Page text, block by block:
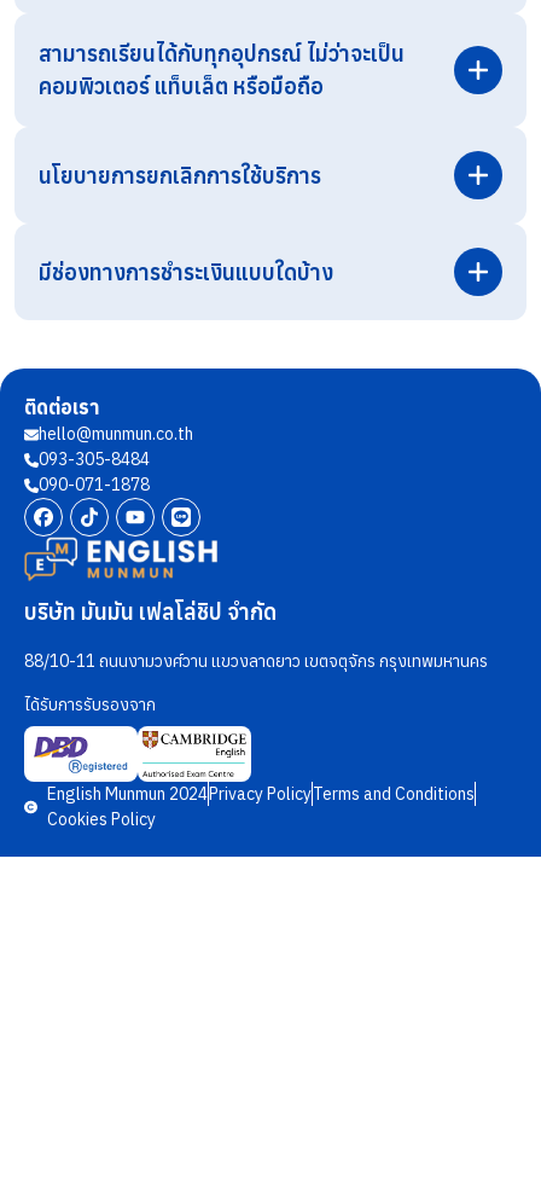
สามารถเรียนได้กับทุกอุปกรณ์ ไม่ว่าจะเป็น
คอมพิวเตอร์ แท็บเล็ต หรือมือถือ
นโยบายการยกเลิกการใช้บริการ
มีช่องทางการชำระเงินแบบใดบ้าง
ติดต่อเรา
hello@munmun.co.th
093-305-8484
090-071-1878
บริษัท มันมัน เฟลโล่ชิป จำกัด
88/10-11 ถนนงามวงศ์วาน แขวงลาดยาว เขตจตุจักร กรุงเทพมหานคร
ได้รับการรับรองจาก
English Munmun 2024Privacy PolicyTerms and Conditions
Cookies Policy